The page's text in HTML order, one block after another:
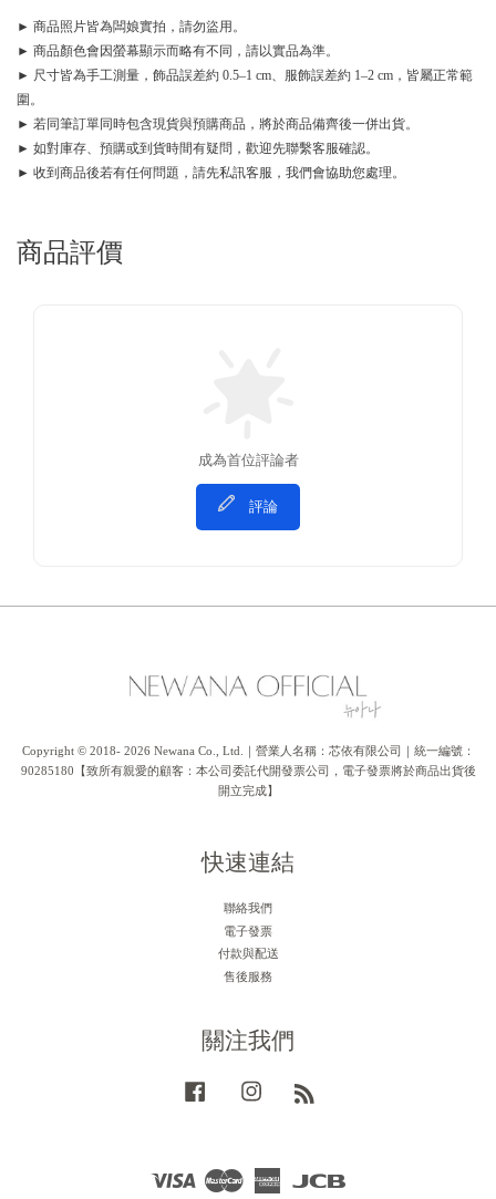
► 商品照片皆為闆娘實拍，請勿盜用。
► 商品顏色會因螢幕顯示而略有不同，請以實品為準。
► 尺寸皆為手工測量，飾品誤差約 0.5–1 cm、服飾誤差約 1–2 cm，皆屬正常範
圍。
► 若同筆訂單同時包含現貨與預購商品，將於商品備齊後一併出貨。
► 如對庫存、預購或到貨時間有疑問，歡迎先聯繫客服確認。
► 收到商品後若有任何問題，請先私訊客服，我們會協助您處理。
商品評價
成為首位評論者
評論
Copyright © 2018- 2026 Newana Co., Ltd.｜營業人名稱：芯依有限公司｜統一編號：
90285180【致所有親愛的顧客：本公司委託代開發票公司，電子發票將於商品出貨後
開立完成】
快速連結
聯絡我們
電子發票
付款與配送
售後服務
關注我們
Facebook Instagram
Visa
American